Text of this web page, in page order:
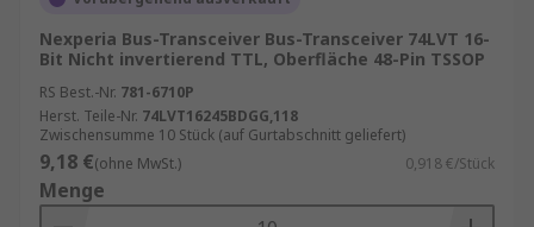
Nexperia Bus-Transceiver Bus-Transceiver 74LVT 16-
Bit Nicht invertierend TTL, Oberfläche 48-Pin TSSOP
RS Best.-Nr. 781-6710P
Herst. Teile-Nr. 74LVT16245BDGG,118
Zwischensumme 10 Stück (auf Gurtabschnitt geliefert)
9,18 €(ohne MwSt.) 0,918 €/Stück
Menge